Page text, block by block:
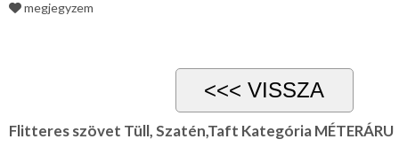
megjegyzem
Flitteres szövet Tüll, Szatén,Taft Kategória MÉTERÁRU